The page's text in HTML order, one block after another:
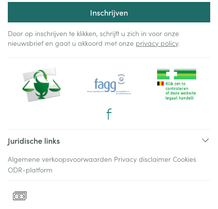
Inschrijven
Door op inschrijven te klikken, schrijft u zich in voor onze
nieuwsbrief en gaat u akkoord met onze privacy policy.
Juridische links
Algemene verkoopsvoorwaarden Privacy disclaimer Cookies
ODR-platform